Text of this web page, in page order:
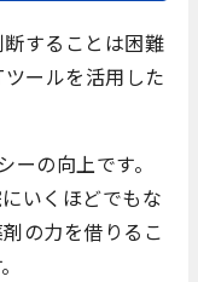
することは困難
ールを活用した
の向上です。
いくほどでもな
の力を借りるこ